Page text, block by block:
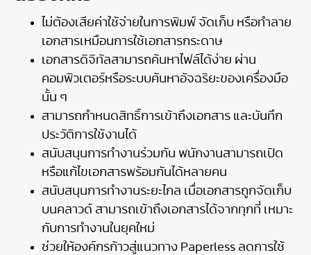
ไม่ต้องเสียค่าใช้จ่ายในการพิมพ์ จัดเก็บ หรือทำลาย
เอกสารเหมือนการใช้เอกสารกระดาษ
เอกสารดิจิทัลสามารถค้นหาไฟล์ได้ง่าย ผ่าน
คอมพิวเตอร์หรือระบบค้นหาอัจฉริยะของเครื่องมือ
นั้น ๆ
สามารถกำหนดสิทธิ์การเข้าถึงเอกสาร และบันทึก
ประวัติการใช้งานได้
สนับสนุนการทำงานร่วมกัน พนักงานสามารถเปิด
หรือแก้ไขเอกสารพร้อมกันได้หลายคน
สนับสนุนการทำงานระยะไกล เมื่อเอกสารถูกจัดเก็บ
บนคลาวด์ สามารถเข้าถึงเอกสารได้จากทุกที่ เหมาะ
กับการทำงานในยุคใหม่
ช่วยให้องค์กรก้าวสู่แนวทาง Paperless ลดการใช้